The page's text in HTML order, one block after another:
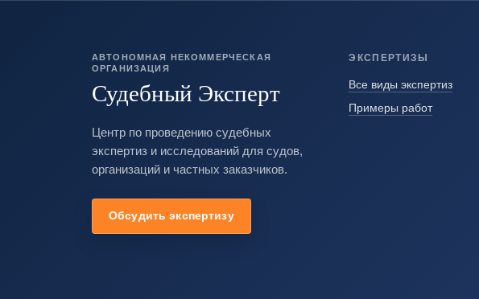
АВТОНОМНАЯ НЕКОММЕРЧЕСКАЯ
ОРГАНИЗАЦИЯ
Судебный Эксперт
Центр по проведению судебных
экспертиз и исследований для судов,
организаций и частных заказчиков.
Обсудить экспертизу
ЭКСПЕРТИЗЫ
Все виды экспертиз
Примеры работ